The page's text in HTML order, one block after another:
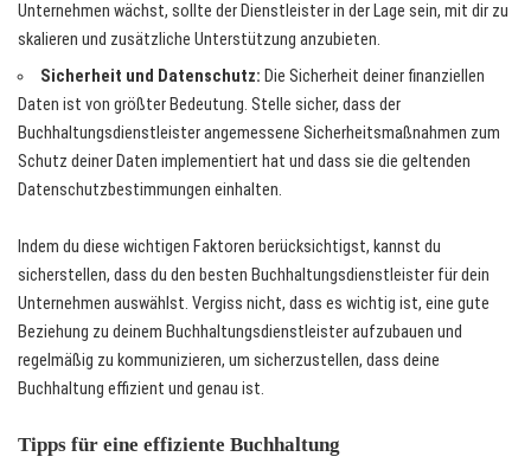
Unternehmen wächst, sollte der Dienstleister in der Lage sein, mit dir zu
skalieren und zusätzliche Unterstützung anzubieten.
Sicherheit und Datenschutz: Die Sicherheit deiner finanziellen
Daten ist von größter Bedeutung. Stelle sicher, dass der
Buchhaltungsdienstleister angemessene Sicherheitsmaßnahmen zum
Schutz deiner Daten implementiert hat und dass sie die geltenden
Datenschutzbestimmungen einhalten.
Indem du diese wichtigen Faktoren berücksichtigst, kannst du
sicherstellen, dass du den besten Buchhaltungsdienstleister für dein
Unternehmen auswählst. Vergiss nicht, dass es wichtig ist, eine gute
Beziehung zu deinem Buchhaltungsdienstleister aufzubauen und
regelmäßig zu kommunizieren, um sicherzustellen, dass deine
Buchhaltung effizient und genau ist.
Tipps für eine effiziente Buchhaltung